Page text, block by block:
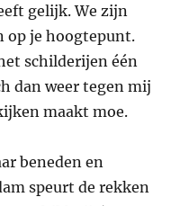
gelijk. We zijn
op je hoogtepunt.
schilderijen één
dan weer tegen mij
maakt moe.
beneden en
speurt de rekken